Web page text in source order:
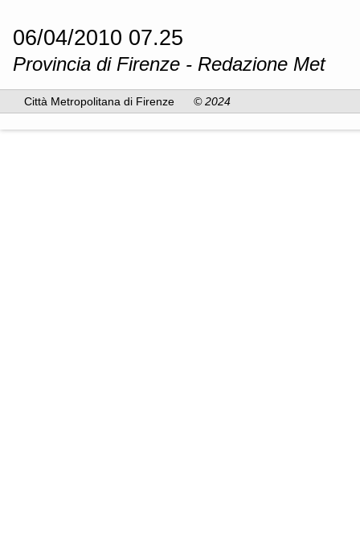
06/04/2010 07.25
Provincia di Firenze - Redazione Met
Città Metropolitana di Firenze © 2024